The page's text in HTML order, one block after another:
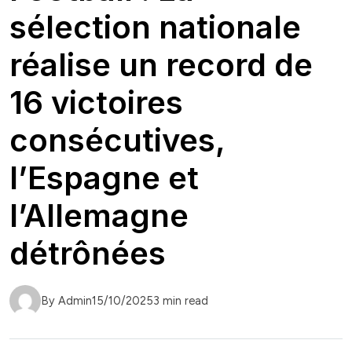
sélection nationale
réalise un record de
16 victoires
consécutives,
l’Espagne et
l’Allemagne
détrônées
By Admin15/10/20253 min read